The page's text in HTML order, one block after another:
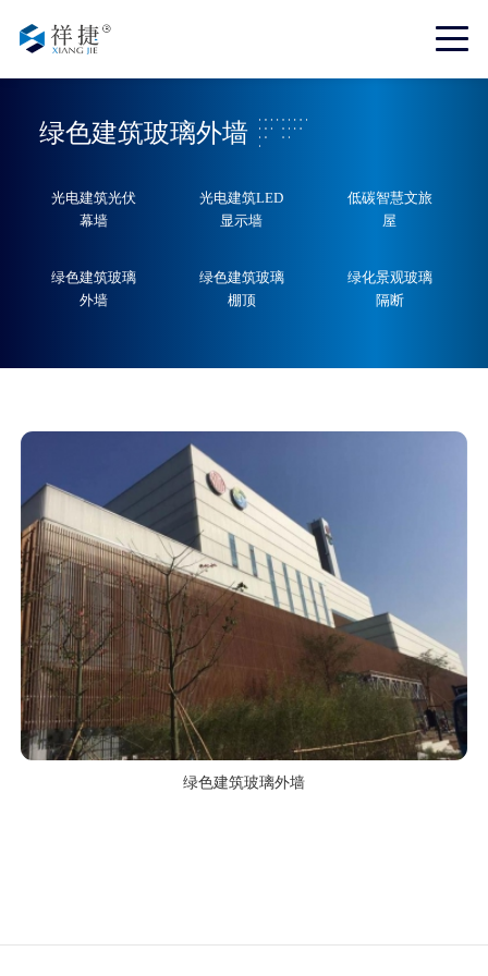
绿色建筑玻璃外墙
光电建筑光伏
幕墙
光电建筑LED
显示墙
低碳智慧文旅
屋
绿色建筑玻璃
外墙
绿色建筑玻璃
棚顶
绿化景观玻璃
隔断
绿色建筑玻璃外墙